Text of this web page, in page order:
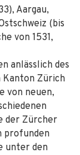
Aargau,
(bis
von 1531,
anlässlich des
Kanton Zürich
von neuen,
der Zürcher
profunden
unter den